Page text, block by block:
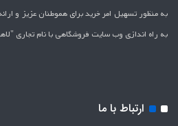
به منظور تسهیل امر خرید برای هموطنان عزیز و
به راه اندازی وب سایت فروشگاهی با نام تجاری
ارتباط با ما